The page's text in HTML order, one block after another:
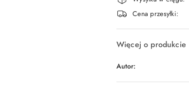
i
dostawa
Cena przesyłki:
Więcej o produkcie
Autor: